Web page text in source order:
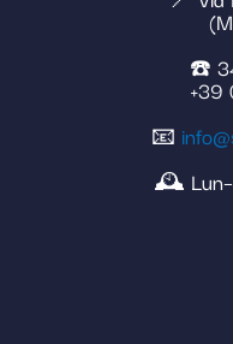
☎️
+39
📧
🕰️